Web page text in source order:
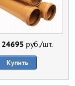
24695 руб./шт.
Купить